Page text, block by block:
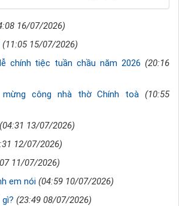
16/07/2026)
(11:05 15/07/2026)
chính tiệc tuần chầu năm 2026 (20:16
công nhà thờ Chính toà (10:55
(04:31 13/07/2026)
12/07/2026)
11/07/2026)
em nói (04:59 10/07/2026)
(23:49 08/07/2026)